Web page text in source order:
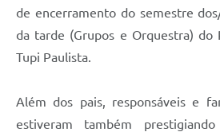
de encerramento do semestre
da tarde (Grupos e Orquestra) do
Tupi Paulista.
Além dos pais, responsáveis e
estiveram também